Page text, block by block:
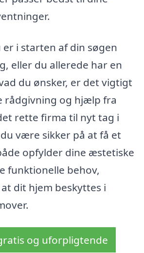
er i starten af din søgen
eller du allerede har en
du ønsker, er det vigtigt
rådgivning og hjælp fra
rette firma til nyt tag i
være sikker på at få et
opfylder dine æstetiske
funktionelle behov,
dit hjem beskyttes i
og uforpligtende